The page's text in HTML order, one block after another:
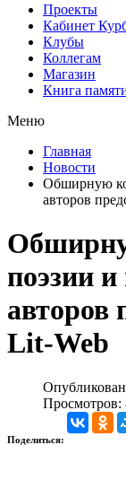
Проекты
Кабинет
Клубы
Коллегам
Магазин
Книга
Меню
Главная
Новости
Обширную
авторов
поэзии
авторов
Lit-Web
Просмотров:
Поделиться: